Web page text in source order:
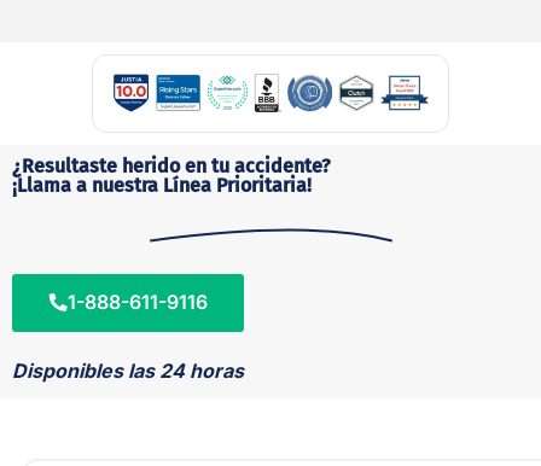
¿Resultaste herido en tu accidente?
¡Llama a nuestra Línea Prioritaria!
1-888-611-9116
Disponibles las 24 horas